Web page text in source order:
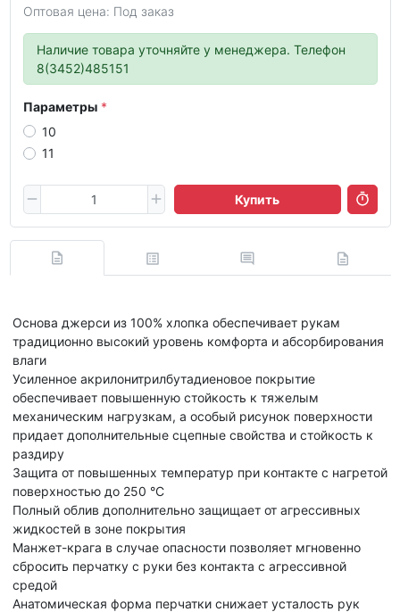
Оптовая цена: Под заказ
Наличие товара уточняйте у менеджера. Телефон
8(3452)485151
Параметры
10
11
Купить
Основа джерси из 100% хлопка обеспечивает рукам
традиционно высокий уровень комфорта и абсорбирования
влаги
Усиленное акрилонитрилбутадиеновое покрытие
обеспечивает повышенную стойкость к тяжелым
механическим нагрузкам, а особый рисунок поверхности
придает дополнительные сцепные свойства и стойкость к
раздиру
Защита от повышенных температур при контакте с нагретой
поверхностью до 250 °С
Полный облив дополнительно защищает от агрессивных
жидкостей в зоне покрытия
Манжет-крага в случае опасности позволяет мгновенно
сбросить перчатку с руки без контакта с агрессивной
средой
Анатомическая форма перчатки снижает усталость рук